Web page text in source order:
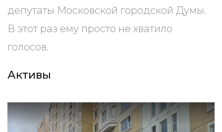
депутаты Московской городской Думы.
В этот раз ему просто не хватило
голосов.
Активы